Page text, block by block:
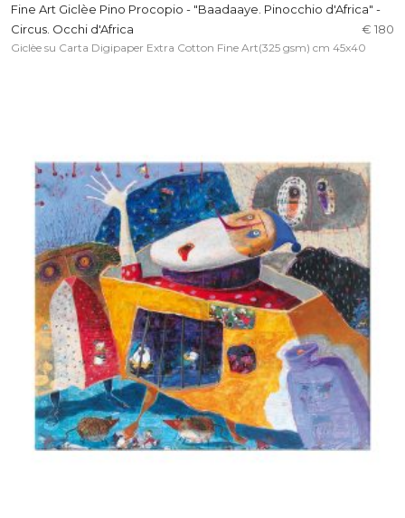
Fine Art Giclèe Pino Procopio - "Baadaaye. Pinocchio d'Africa" -
Circus. Occhi d'Africa
€ 180
Giclèe su Carta Digipaper Extra Cotton Fine Art(325 gsm) cm 45x40